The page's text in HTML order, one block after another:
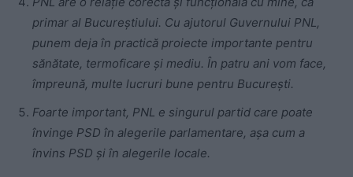
primar al Bucureștiului. Cu ajutorul Guvernului PNL,
punem deja în practică proiecte importante pentru
sănătate, termoficare și mediu. În patru ani vom face,
împreună, multe lucruri bune pentru București.
Foarte important, PNL e singurul partid care poate
învinge PSD în alegerile parlamentare, așa cum a
învins PSD și în alegerile locale.